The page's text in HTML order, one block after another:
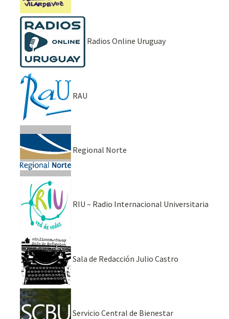
Radios Online Uruguay
RAU
Regional Norte
RIU – Radio Internacional Universitaria
Sala de Redacción Julio Castro
Servicio Central de Bienestar